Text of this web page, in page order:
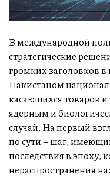
В международной
стратегические
громких заголовков
Пакистаном
касающихся товаров
ядерным и
случай. На первый
по сути – шаг,
последствия в эпоху,
нераспространения